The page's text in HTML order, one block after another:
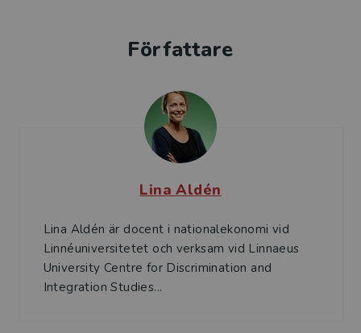
Författare
Lina Aldén
Lina Aldén är docent i nationalekonomi vid
Linnéuniversitetet och verksam vid Linnaeus
University Centre for Discrimination and
Integration Studies...